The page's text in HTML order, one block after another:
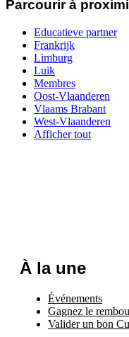
Parcourir à
Educatieve partner
Frankrijk
Limburg
Luik
Membres
Oost-Vlaanderen
Vlaams Brabant
West-Vlaanderen
Afficher tout
À la une
Événements
Gagnez le
Valider un bon